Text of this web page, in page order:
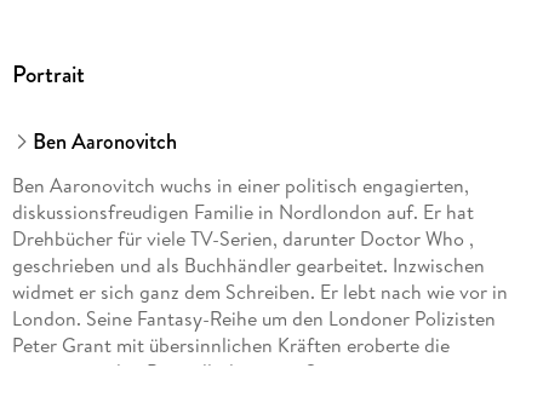
Portrait
Ben Aaronovitch
Ben Aaronovitch wuchs in einer politisch engagierten,
diskussionsfreudigen Familie in Nordlondon auf. Er hat
Drehbücher für viele TV-Serien, darunter Doctor Who ,
geschrieben und als Buchhändler gearbeitet. Inzwischen
widmet er sich ganz dem Schreiben. Er lebt nach wie vor in
London. Seine Fantasy-Reihe um den Londoner Polizisten
Peter Grant mit übersinnlichen Kräften eroberte die
internationalen Bestsellerlisten im Sturm.